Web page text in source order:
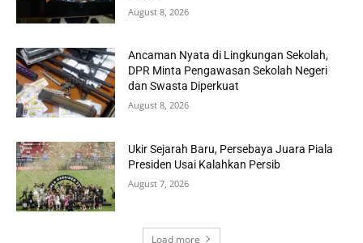
August 8, 2026
Ancaman Nyata di Lingkungan Sekolah,
DPR Minta Pengawasan Sekolah Negeri
dan Swasta Diperkuat
August 8, 2026
Ukir Sejarah Baru, Persebaya Juara Piala
Presiden Usai Kalahkan Persib
August 7, 2026
Load more